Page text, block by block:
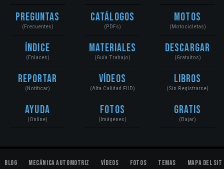
Preguntas
(Frecuentes)
Índice
(Enlaces)
Reportar
(Notificar)
Ayuda
(Online)
Catálogos
(PDFs)
Materiales
(Guía Trabajo)
Vídeos
(Alta Calidad FHD)
Fotos
(Imágenes)
Motos
(Motocicletas)
Descargar
(Gratuitos)
Libros
(Sin Registrarse)
Gratis
(Bajar)
Blog Mecánica Automotriz Vídeos Fotos Temas Mapa del